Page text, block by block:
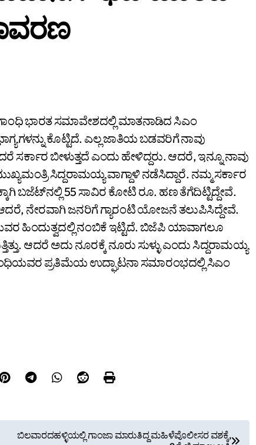
ಕೊಟ್ಟಿದೆ. ಎಲ್ಲ ಜಾತಿಯ ಬಡವರಿಗೆ ನಾವು
ಸರ್ಕಾರ ಬೀಳುತ್ತದೆ ಎಂದು ಹೇಳಿದ್ದರು. ಆದರೆ, ಇನ್ನೂ ನಾವು
ಸಿದ್ದರಾಮಯ್ಯ ವಾಗ್ದಾಳಿ ನಡೆಸಿದ್ದಾರೆ. ನಮ್ಮ ಸರ್ಕಾರ
ಬಜೆಟ್‌ನಲ್ಲಿ 55 ಸಾವಿರ ಕೋಟಿ ರೂ. ಹಣ ತೆಗೆದಿಟ್ಟಿದ್ದೇವೆ.
ನೇರವಾಗಿ ಜನರಿಗೆ ಗ್ಯಾರಂಟಿ ಯೋಜನೆ ತಲುಪಿಸಿದ್ದೇವೆ.
ಹಿಂದುತ್ವದಲ್ಲಿ ನಂಬಿಕೆ ಇಟ್ಟಿದೆ. ಬಿಜೆಪಿ ಯಾವಾಗಲೂ
ಆದರೆ ಅದು ನೂರಕ್ಕೆ ನೂರು ಸುಳ್ಳು ಎಂದು ಸಿದ್ದರಾಮಯ್ಯ
ಪ್ರತಿಮೆಯ ಉದ್ಘಾಟನಾ ಸಮಾರಂಭದಲ್ಲಿ ಸಿಎಂ
ಬಿಲವಾರದಹಳ್ಳಿಯಲ್ಲಿ ಗಾಂಜಾ ಮಾರುತಿದ್ದ ಮಹಿಳೆಪೊಲೀಸರ ವಶಕ್ಕೆ,